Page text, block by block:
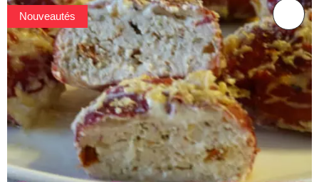
Nouveautés